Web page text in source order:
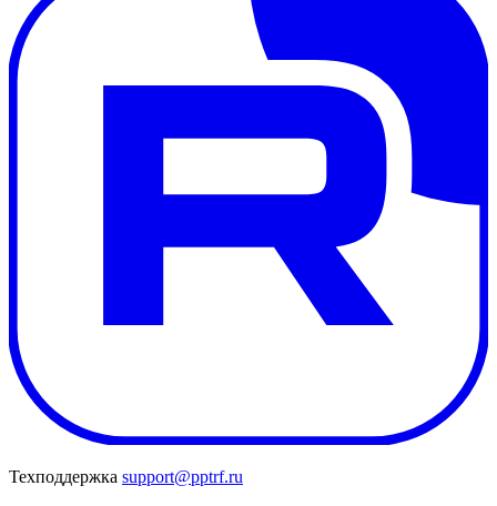
Техподдержка support@pptrf.ru